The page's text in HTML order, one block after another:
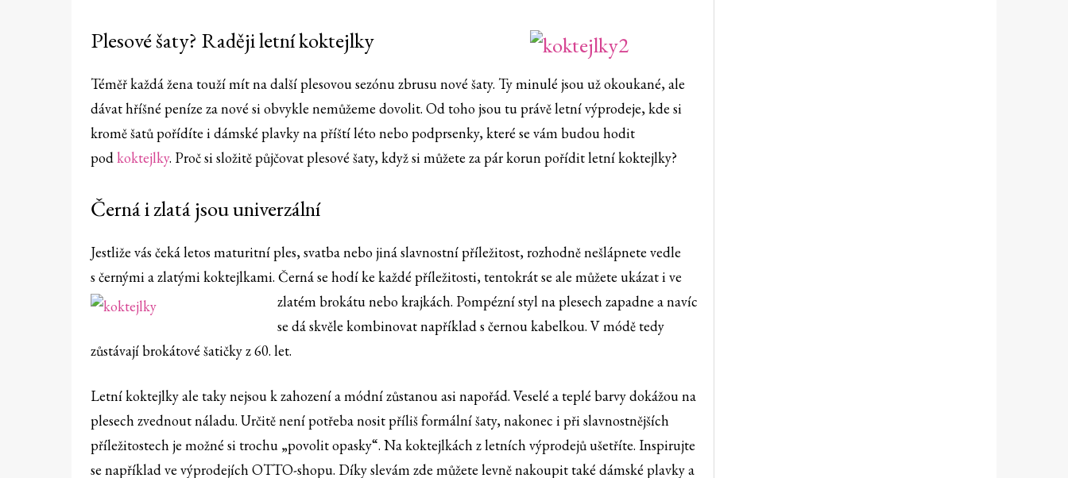
Plesové šaty? Raději letní koktejlky
Téměř každá žena touží mít na další plesovou sezónu zbrusu nové šaty. Ty minulé jsou už okoukané, ale
dávat hříšné peníze za nové si obvykle nemůžeme dovolit. Od toho jsou tu právě letní výprodeje, kde si
kromě šatů pořídíte i dámské plavky na příští léto nebo podprsenky, které se vám budou hodit
podkoktejlky. Proč si složitě půjčovat plesové šaty, když si můžete za pár korun pořídit letní koktejlky?
Černá i zlatá jsou univerzální
Jestliže vás čeká letos maturitní ples, svatba nebo jiná slavnostní příležitost, rozhodně nešlápnete vedle
s černými a zlatými koktejlkami. Černá se hodí ke každé příležitosti, tentokrát se ale můžete ukázat i ve
zlatém brokátu nebo krajkách. Pompézní styl na plesech zapadne a navíc
se dá skvěle kombinovat například s černou kabelkou. V módě tedy
zůstávají brokátové šatičky z 60. let.
Letní koktejlky ale taky nejsou k zahození a módní zůstanou asi napořád. Veselé a teplé barvy dokážou na
plesech zvednout náladu. Určitě není potřeba nosit příliš formální šaty, nakonec i při slavnostnějších
příležitostech je možné si trochu „povolit opasky“. Na koktejlkách z letních výprodejů ušetříte. Inspirujte
se například ve výprodejích OTTO-shopu. Díky slevám zde můžete levně nakoupit také dámské plavky a